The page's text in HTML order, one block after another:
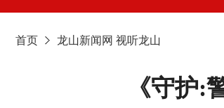
首页 龙山新闻网 视听龙山
《守护: